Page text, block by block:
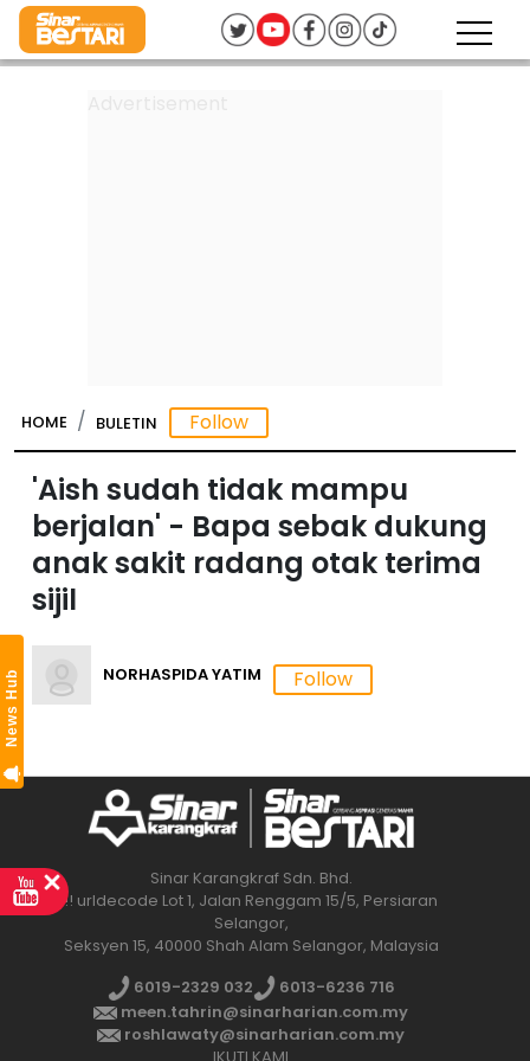
HOME BULETIN
'Aish sudah tidak mampu
berjalan' - Bapa sebak dukung
anak sakit radang otak terima
sijil
NORHASPIDA YATIM
Sinar Karangkraf Sdn. Bhd.
!! urldecode Lot 1, Jalan Renggam 15/5, Persiaran
Selangor,
Seksyen 15, 40000 Shah Alam Selangor, Malaysia
6019-2329 032
6013-6236 716
meen.tahrin@sinarharian.com.my
roshlawaty@sinarharian.com.my
News Hub